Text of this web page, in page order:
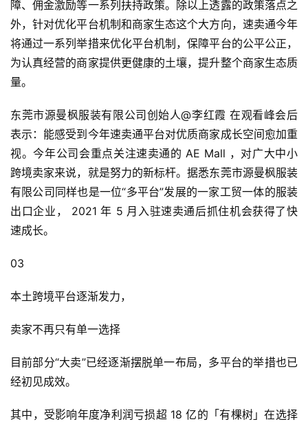
开
店
跨
境
科
社
媒
营
销
跨
导
障、佣金激励等一系列扶持政策。除以上透露的政策落点之
外，针对优化平台机制和商家生态这个大方向，速卖通今年
将通过一系列举措来优化平台机制，保障平台的公平公正，
为认真经营的商家提供更健康的土壤，提升整个商家生态质
量。
东莞市源曼枫服装有限公司创始人@李红霞 在观看峰会后
表示：能感受到今年速卖通平台对优质商家成长空间愈加重
视。今年公司会重点关注速卖通的 AE Mall ，对广大中小
跨境卖家来说，就是努力的新标杆。据悉东莞市源曼枫服装
有限公司同样也是一位“多平台”发展的一家工贸一体的服装
出口企业， 2021 年 5 月入驻速卖通后抓住机会获得了快
速成长。
03
本土跨境平台逐渐发力，
卖家不再只有单一选择
目前部分“大卖”已经逐渐摆脱单一布局，多平台的举措也已
经初见成效。
其中，受影响年度净利润亏损超 18 亿的「有棵树」在选择